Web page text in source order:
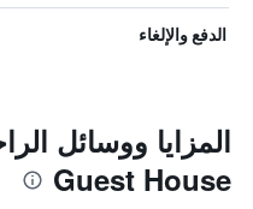
الدفع والإلغاء
Guest House